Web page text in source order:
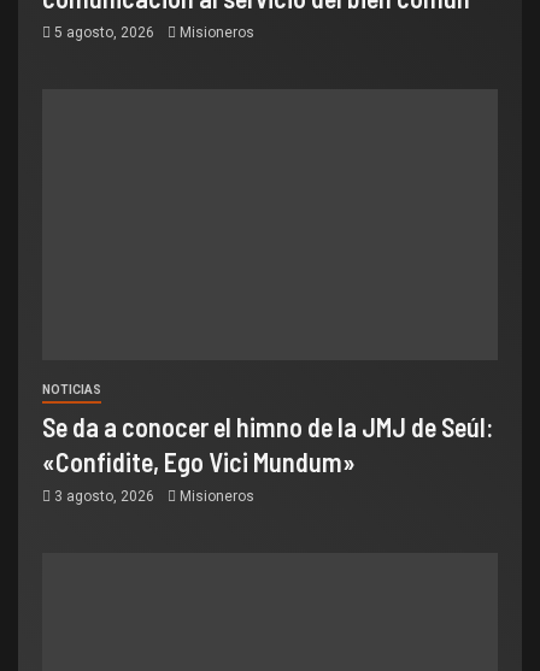
5 agosto, 2026 Misioneros
NOTICIAS
Se da a conocer el himno de la JMJ de Seúl:
«Confidite, Ego Vici Mundum»
3 agosto, 2026 Misioneros